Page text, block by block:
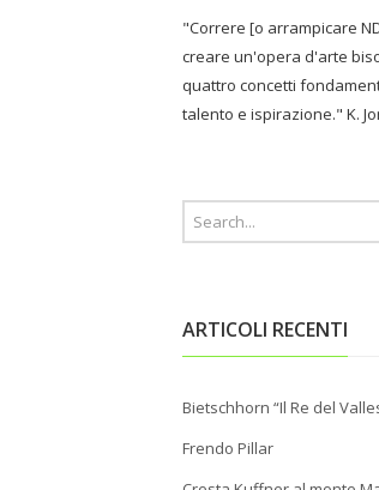
"Correre [o arrampicare
creare un'opera d'arte
quattro concetti
talento e ispirazione." K.
ARTICOLI RECENTI
Bietschhorn “Il Re del
Frendo Pillar